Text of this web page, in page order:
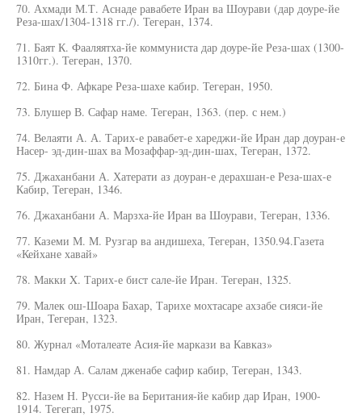
70. Ахмади М.Т. Аснаде равабете Иран ва Шоурави (дар доуре-йе
Реза-шах/1304-1318 гг./). Тегеран, 1374.
71. Баят К. Фааляятха-йе коммуниста дар доуре-йе Реза-шах (1300-
1310гг.). Тегеран, 1370.
72. Бина Ф. Афкаре Реза-шахе кабир. Тегеран, 1950.
73. Блушер В. Сафар наме. Тегеран, 1363. (пер. с нем.)
74. Велаяти А. А. Тарих-е равабет-е хареджи-йе Иран дар доуран-е
Насер- эд-дин-шах ва Мозаффар-эд-дин-шах, Тегеран, 1372.
75. Джаханбани А. Хатерати аз доуран-е дерахшан-е Реза-шах-е
Кабир, Тегеран, 1346.
76. Джаханбани А. Марзха-йе Иран ва Шоурави, Тегеран, 1336.
77. Каземи М. М. Рузгар ва андишеха, Тегеран, 1350.94.Газета
«Кейхане хавай»
78. Макки X. Тарих-е бист сале-йе Иран. Тегеран, 1325.
79. Малек ош-Шоара Бахар, Тарихе мохтасаре ахзабе сияси-йе
Иран, Тегеран, 1323.
80. Журнал «Моталеате Асия-йе маркази ва Кавказ»
81. Намдар А. Салам дженабе сафир кабир, Тегеран, 1343.
82. Назем Н. Русси-йе ва Беритания-йе кабир дар Иран, 1900-
1914. Тегегап, 1975.